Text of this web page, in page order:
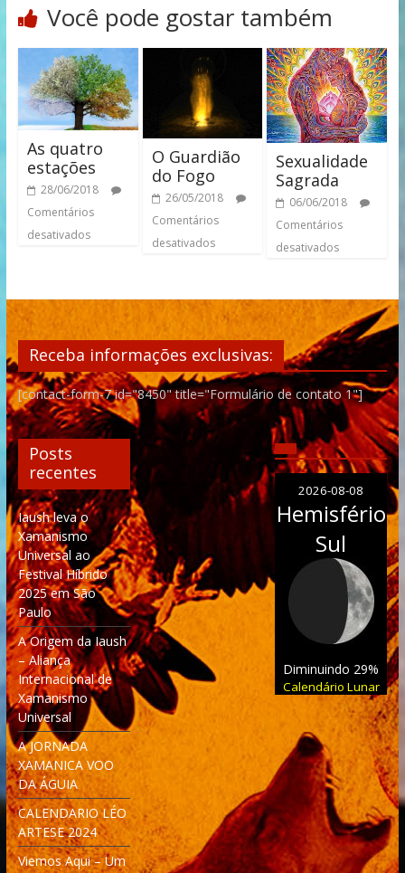
Você pode gostar também
As quatro
estações
28/06/2018
Comentários
desativados
O Guardião
do Fogo
26/05/2018
Comentários
desativados
Sexualidade
Sagrada
06/06/2018
Comentários
desativados
Receba informações exclusivas:
[contact-form-7 id="8450" title="Formulário de contato 1"]
Posts
recentes
Iaush leva o
Xamanismo
Universal ao
Festival Híbrido
2025 em São
Paulo
A Origem da Iaush
– Aliança
Internacional de
Xamanismo
Universal
A JORNADA
XAMANICA VOO
DA ÁGUIA
CALENDARIO LÉO
ARTESE 2024
Viemos Aqui – Um
2026-08-08
Hemisfério
Sul
Diminuindo 29%
Calendário Lunar